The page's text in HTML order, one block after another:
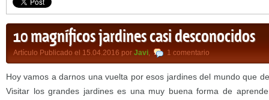
10 magníficos jardines casi desconocidos
Artículo Publicado el 15.04.2016 por Javi, 1 comentario
Hoy vamos a darnos una vuelta por esos jardines del mundo que
Visitar los grandes jardines es una muy buena forma de